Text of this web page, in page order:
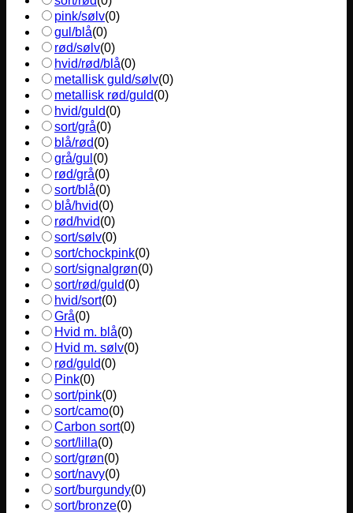
pink/sølv(0)
gul/blå(0)
rød/sølv(0)
hvid/rød/blå(0)
metallisk guld/sølv(0)
metallisk rød/guld(0)
hvid/guld(0)
sort/grå(0)
blå/rød(0)
grå/gul (0)
rød/grå(0)
sort/blå(0)
blå/hvid(0)
rød/hvid(0)
sort/sølv(0)
sort/chockpink(0)
sort/signalgrøn(0)
sort/rød/guld(0)
hvid/sort(0)
Grå(0)
Hvid m. blå(0)
Hvid m. sølv(0)
rød/guld(0)
Pink(0)
sort/pink(0)
sort/camo(0)
Carbon sort(0)
sort/lilla(0)
sort/grøn(0)
sort/navy(0)
sort/burgundy(0)
sort/bronze(0)